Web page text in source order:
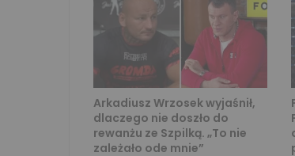
Arkadiusz Wrzosek wyjaśnił,
dlaczego nie doszło do
rewanżu ze Szpilką. „To nie
zależało ode mnie”